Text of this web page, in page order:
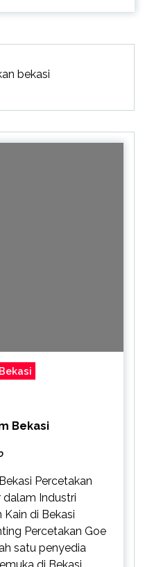
Bekasi
Percetakan
dalam Industri
di Bekasi
Percetakan Goe
satu penyedia